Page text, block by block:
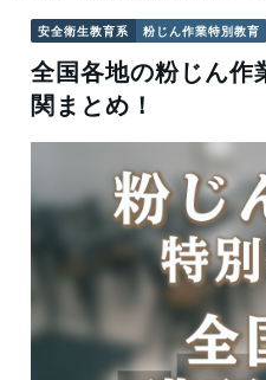
安全衛生教育系 粉じん作業特別教育
全国各地の粉じん作
関まとめ！